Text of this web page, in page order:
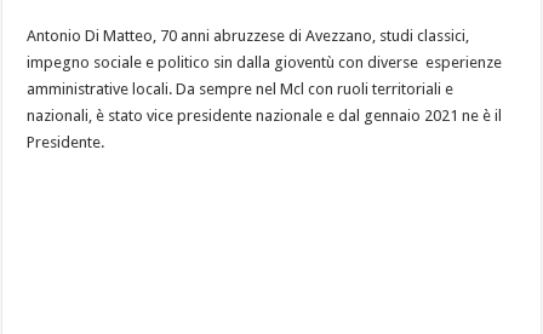
Antonio Di Matteo, 70 anni abruzzese di Avezzano, studi classici,
impegno sociale e politico sin dalla gioventù con diverse esperienze
amministrative locali. Da sempre nel Mcl con ruoli territoriali e
nazionali, è stato vice presidente nazionale e dal gennaio 2021 ne è il
Presidente.